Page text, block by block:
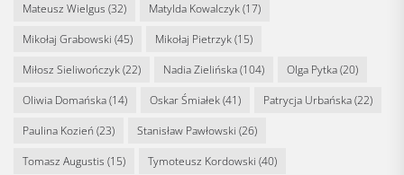
Mateusz Wielgus (32) Matylda Kowalczyk(17)
Mikołaj Grabowski (45) Mikołaj Pietrzyk(15)
Miłosz Sieliwończyk(22) Nadia Zielińska(104) Olga Pytka(20)
Oliwia Domańska(14) Oskar Śmiałek(41) Patrycja Urbańska(22)
Paulina Kozień (23) Stanisław Pawłowski (26)
Tomasz Augustis (15) Tymoteusz Kordowski (40)